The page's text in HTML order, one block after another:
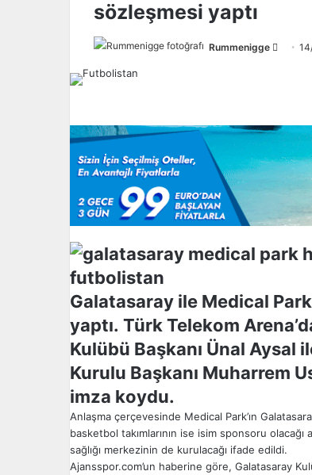
sözleşmesi yaptı
Rummenigge
o
w
o
Galatasaray ile Medical
yaptı. Türk Telekom
Kulübü Başkanı Ünal Aysal
Kurulu Başkanı Muharrem
imza koydu.
Anlaşma çerçevesinde Medical Park’ın
basketbol takımlarının ise isim sponsoru
sağlığı merkezinin de kurulacağı ifade edildi.
Ajansspor.com’un haberine göre, Galatasaray